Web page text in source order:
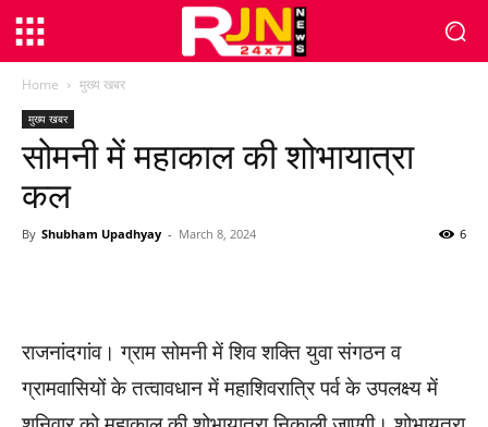
Home मुख्य खबर
मुख्य खबर
सोमनी में महाकाल की शोभायात्रा
कल
By Shubham Upadhyay - March 8, 2024 6
राजनांदगांव। ग्राम सोमनी में शिव शक्ति युवा संगठन व
ग्रामवासियों के तत्वावधान में महाशिवरात्रि पर्व के उपलक्ष्य में